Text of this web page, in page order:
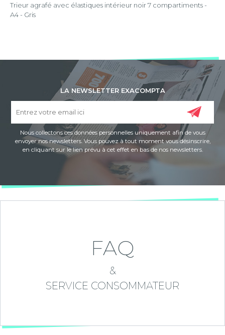
Trieur agrafé avec élastiques intérieur noir 7 compartiments -
A4 - Gris
LA NEWSLETTER EXACOMPTA
Nous collectons ces données personnelles uniquement afin de vous
envoyer nos newsletters. Vous pouvez à tout moment vous désinscrire,
en cliquant sur le lien prévu à cet effet en bas de nos newsletters.
FAQ
&
SERVICE CONSOMMATEUR